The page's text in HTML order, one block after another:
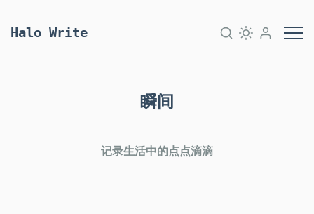
Halo Write
瞬间
记录生活中的点点滴滴